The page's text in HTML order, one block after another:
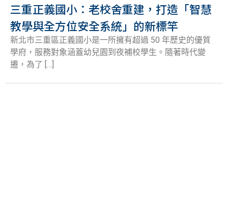
三重正義國小：老校舍重建，打造「智慧
教學與全方位安全系統」的新標竿
新北市三重區正義國小是一所擁有超過 50 年歷史的優質
學府，服務對象涵蓋幼兒園到夜補校學生。隨著時代變
遷，為了 […]